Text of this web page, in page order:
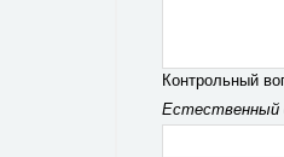
Контрольный
Естественный